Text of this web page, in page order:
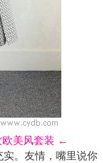
美风套装 ←
。友情，嘴里说你